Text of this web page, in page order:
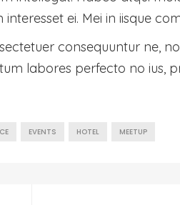
interesset ei. Mei in iisque
consequuntur ne,
labores perfecto no ius,
EVENTS HOTEL MEETUP